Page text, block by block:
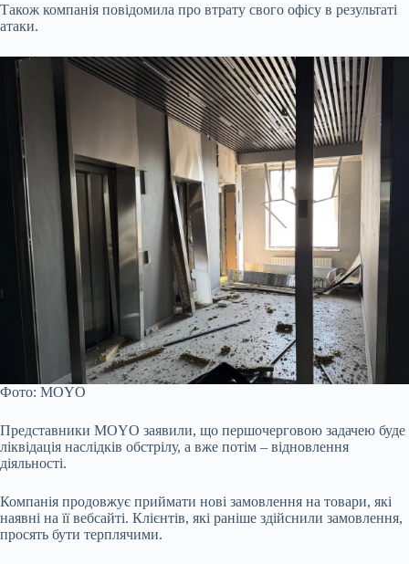
Також компанія повідомила про втрату свого офісу в результаті
атаки.
Фото: MOYO
Представники MOYO заявили, що першочерговою задачею буде
ліквідація наслідків обстрілу, а вже потім – відновлення
діяльності.
Компанія продовжує приймати нові замовлення на товари, які
наявні на її вебсайті. Клієнтів, які раніше здійснили замовлення,
просять бути терплячими.